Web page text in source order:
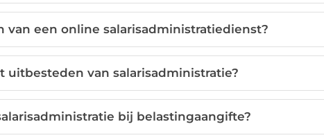
van een online salarisadministratiedienst?
uitbesteden van salarisadministratie?
bij belastingaangifte?